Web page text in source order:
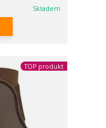
Skladem
TOP produkt